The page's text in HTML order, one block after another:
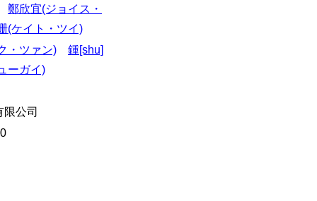
鄭欣宜(ジョイス・
(ケイト・ツイ)
・ツァン)
鍾[shu]
ーガイ)
公司